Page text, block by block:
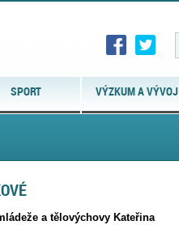
SPORT VÝZKUM A VÝVOJ
a tělovýchovy Kateřina